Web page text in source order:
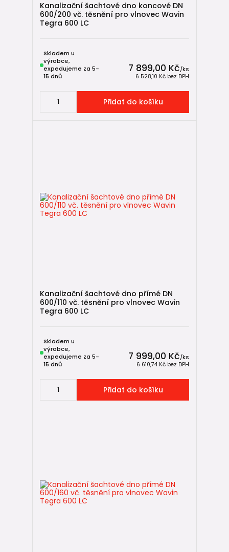
Kanalizační šachtové dno koncové DN
600/200 vč. těsnění pro vlnovec Wavin
Tegra 600 LC
7 899,00 Kč/ks
6 528,10 Kč bez DPH
Skladem u
výrobce,
expedujeme za 5-
15 dnů
Přidat do košíku
Kanalizační šachtové dno přímé DN
600/110 vč. těsnění pro vlnovec Wavin
Tegra 600 LC
7 999,00 Kč/ks
6 610,74 Kč bez DPH
Skladem u
výrobce,
expedujeme za 5-
15 dnů
Přidat do košíku